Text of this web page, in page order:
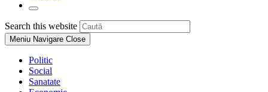
Toggle
website
search
Search this website
Escape
Meniu Navigare Close
Politic
Social
Sanatate